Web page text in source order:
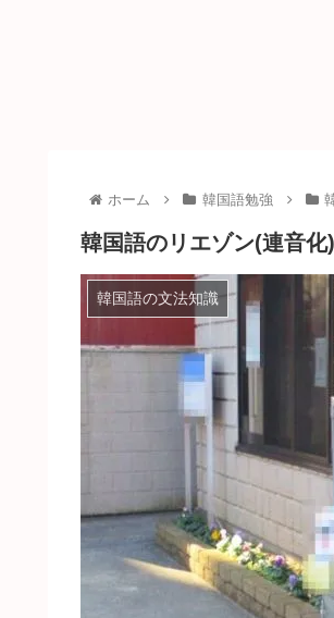
ホーム 韓国語勉強
韓国語のリエゾン(連音化
韓国語の文法知識